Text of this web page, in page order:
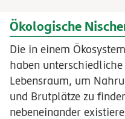
Ökologische
Die in einem
haben
Lebensraum, um
und Brutplätze zu
nebeneinander